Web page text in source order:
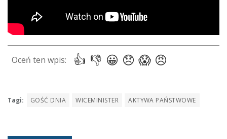
Tagi: GOŚĆ DNIA WICEMINISTER AKTYWA PAŃSTWOWE